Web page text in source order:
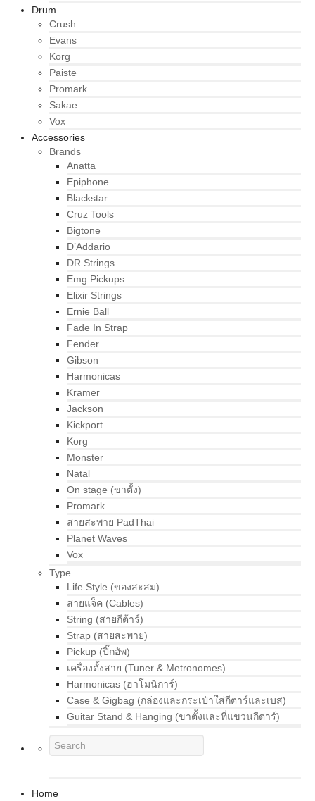
Drum
Crush
Evans
Korg
Paiste
Promark
Sakae
Vox
Accessories
Brands
Anatta
Epiphone
Blackstar
Cruz Tools
Bigtone
D’Addario
DR Strings
Emg Pickups
Elixir Strings
Ernie Ball
Fade In Strap
Fender
Gibson
Harmonicas
Kramer
Jackson
Kickport
Korg
Monster
Natal
On stage (ขาตั้ง)
Promark
สายสะพาย PadThai
Planet Waves
Vox
Type
Life Style (ของสะสม)
สายแจ็ค (Cables)
String (สายกีต้าร์)
Strap (สายสะพาย)
Pickup (ปิ๊กอัพ)
เครื่องตั้งสาย (Tuner & Metronomes)
Harmonicas (ฮาโมนิการ์)
Case & Gigbag (กล่องและกระเป๋าใส่กีตาร์และเบส)
Guitar Stand & Hanging (ขาตั้งและที่แขวนกีตาร์)
Home